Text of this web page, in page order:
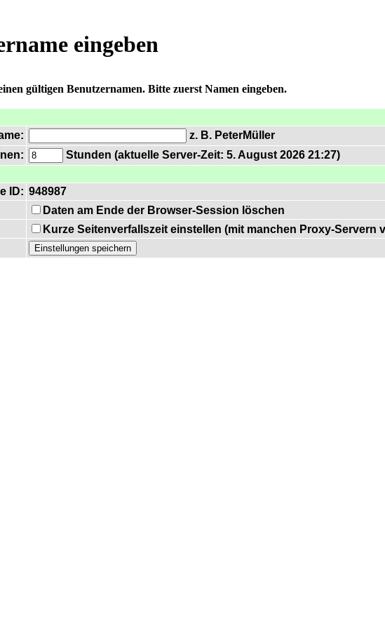
eingeben
gültigen Benutzernamen. Bitte zuerst Namen eingeben.
z. B. PeterMüller
Stunden (aktuelle Server-Zeit: 5. August 2026 21:27)
ID: 948987
Daten am Ende der Browser-Session löschen
Kurze Seitenverfallszeit einstellen (mit manchen Proxy-Servern